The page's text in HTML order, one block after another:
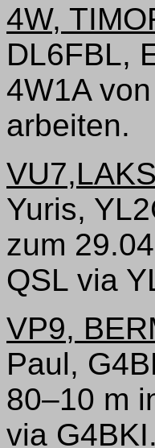
4W,
DL6FBL,
4W1A
arbeiten.
Yuris,
zum
QSL via
VP9,
Paul,
80–10 m
via G4BKI.